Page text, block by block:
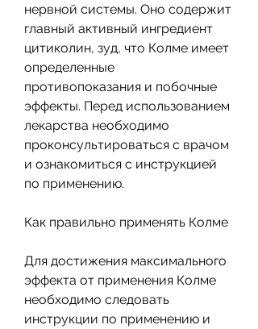
нервной системы. Оно содержит
главный активный ингредиент
цитиколин, зуд, что Колме имеет
определенные
противопоказания и побочные
эффекты. Перед использованием
лекарства необходимо
проконсультироваться с врачом
и ознакомиться с инструкцией
по применению.
Как правильно применять Колме
Для достижения максимального
эффекта от применения Колме
необходимо следовать
инструкции по применению и